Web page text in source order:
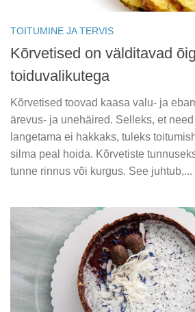
TOITUMINE JA TERVIS
Kõrvetised on välditavad
toiduvalikutega
Kõrvetised toovad kaasa valu- ja
ärevus- ja unehäired. Selleks, et
langetama ei hakkaks, tuleks
silma peal hoida. Kõrvetiste
tunne rinnus või kurgus. See juhtub,...